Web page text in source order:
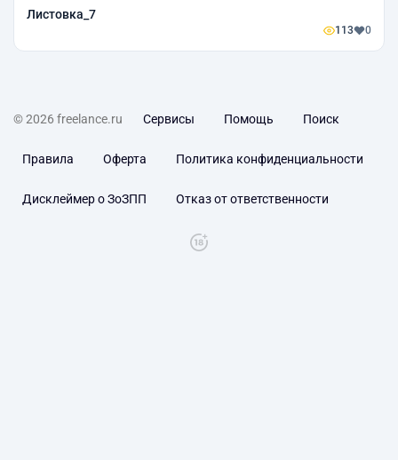
Листовка_7
113 0
© 2026 freelance.ru Сервисы Помощь Поиск
Правила Оферта Политика конфиденциальности
Дисклеймер о ЗоЗПП Отказ от ответственности